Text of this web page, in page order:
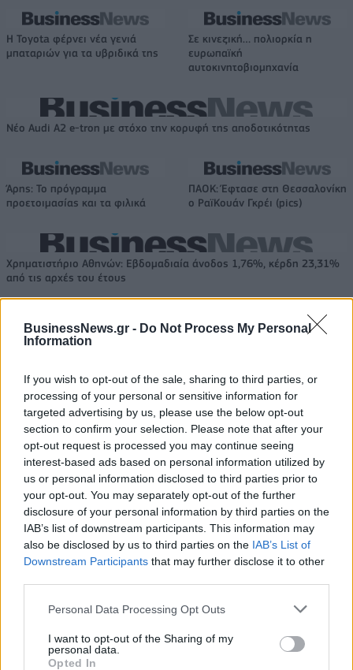
BusinessNews.gr - Do Not Process My Personal
Information
If you wish to opt-out of the sale, sharing to third parties, or
processing of your personal or sensitive information for
targeted advertising by us, please use the below opt-out
section to confirm your selection. Please note that after your
opt-out request is processed you may continue seeing
interest-based ads based on personal information utilized by
us or personal information disclosed to third parties prior to
your opt-out. You may separately opt-out of the further
disclosure of your personal information by third parties on the
IAB’s list of downstream participants. This information may
also be disclosed by us to third parties on the IAB’s List of
Downstream Participants that may further disclose it to other
Personal Data Processing Opt Outs
I want to opt-out of the Sharing of my
personal data.
Opted In
Η Toyota φέρνει νέα γενιά
μπαταριών για τα υβριδικά της
Σε κινεζική… πολιορκία η
ευρωπαϊκή
αυτοκινητοβιομηχανία
Νέο Audi A2 e-tron με στόχο την κορυφή της αποδοτικότητας
Άρης: Το πρόγραμμα
προετοιμασίας και τα φιλικά
ΠΑΟΚ: Έφτασε στη Θεσσαλονίκη
ο ΡαϊΚουάν Γκρέι (pics)
Χρηματιστήριο Αθηνών: Εβδομαδιαία άνοδος 1,76%, κέρδη 23,31%
από τις αρχές του έτους
ανοίγει δρόμο για δάνεια έως 5
δισ. σε μικρομεσαίες
κυκλοφορίας - Τέλος στις
χρονοβόρες διαδικασίες
Η Chery επενδύει 75 εκατ. δολάρια στην KG Mobility
Το FIAT 500 Hybrid τώρα από
18.990 ευρώ
Ατρόμητος και Novibet
συνεχίζουν μαζί: Ανανέωση της
συνεργασίας τους μέχρι το
2028
FTSE4Good